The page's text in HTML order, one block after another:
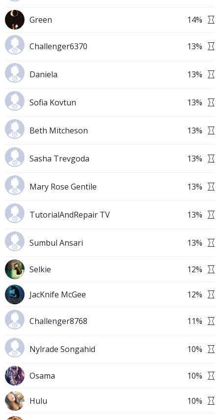
Green 14%
Challenger6370 13%
Daniela 13%
Sofia Kovtun 13%
Beth Mitcheson 13%
Sasha Trevgoda 13%
Mary Rose Gentile 13%
TutorialAndRepair TV 13%
Sumbul Ansari 13%
Selkie 12%
JacKnife McGee 12%
Challenger8768 11%
Nylrade Songahid 10%
Osama 10%
Hulu 10%